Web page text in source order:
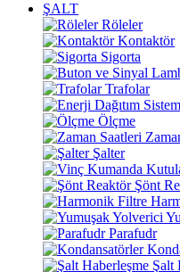
ŞALT
Röleler
Kontaktör
Sigorta
Trafolar
Ölçme
Şalter
Şönt
Parafudr
Şalt